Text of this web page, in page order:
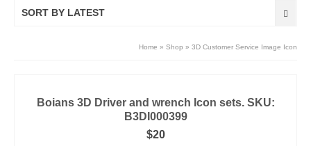
SORT BY LATEST
Home » Shop » 3D Customer Service Image Icon
Boians 3D Driver and wrench Icon sets. SKU:
B3DI000399
$20